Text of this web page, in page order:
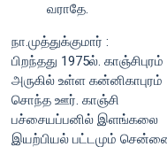
வராதே.
நா.முத்துக்குமார் :
பிறந்தது 1975ல். காஞ்சிபுரம்
அருகில் உள்ள கன்னிகாபுரம்
சொந்த ஊர். காஞ்சி
பச்சையப்பனில் இளங்கலை
இயற்பியல் பட்டமும்